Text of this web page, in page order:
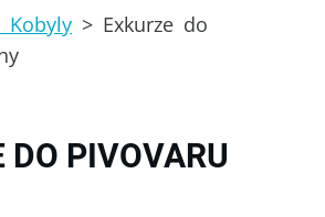
Kobyly > Exkurze do
DO PIVOVARU